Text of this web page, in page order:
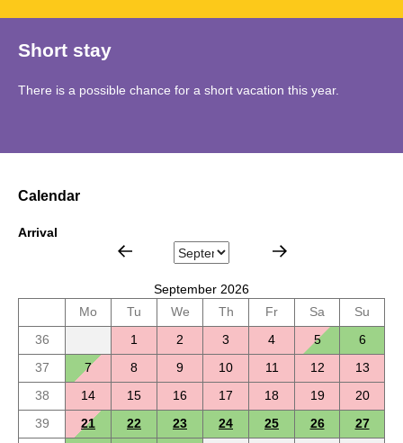
Short stay
There is a possible chance for a short vacation this year.
Calendar
Arrival
September 2026
Mo
Tu We Th Fr Sa
Su
36
1 2 3 4 5
6
37
7 8 9 10 11 12
13
38
14 15 16 17 18 19
20
39
21 22 23 24 25 26
27